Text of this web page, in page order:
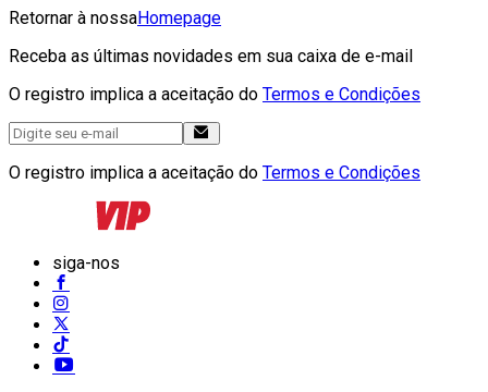
Retornar à nossaHomepage
Receba as últimas novidades em sua caixa de e-mail
O registro implica a aceitação do Termos e Condições
O registro implica a aceitação do Termos e Condições
siga-nos